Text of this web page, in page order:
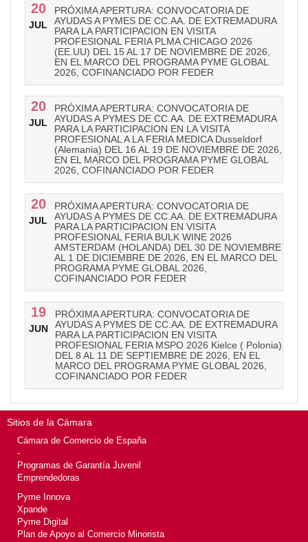
20
JUL
PRÓXIMA APERTURA: CONVOCATORIA DE
AYUDAS A PYMES DE CC.AA. DE EXTREMADURA
PARA LA PARTICIPACION EN VISITA
PROFESIONAL FERIA PLMA CHICAGO 2026
(EE.UU) DEL 15 AL 17 DE NOVIEMBRE DE 2026,
EN EL MARCO DEL PROGRAMA PYME GLOBAL
2026, COFINANCIADO POR FEDER
20
JUL
PRÓXIMA APERTURA: CONVOCATORIA DE
AYUDAS A PYMES DE CC.AA. DE EXTREMADURA
PARA LA PARTICIPACION EN LA VISITA
PROFESIONAL A LA FERIA MEDICA Dusseldorf
(Alemania) DEL 16 AL 19 DE NOVIEMBRE DE 2026,
EN EL MARCO DEL PROGRAMA PYME GLOBAL
2026, COFINANCIADO POR FEDER
20
JUL
PRÓXIMA APERTURA: CONVOCATORIA DE
AYUDAS A PYMES DE CC.AA. DE EXTREMADURA
PARA LA PARTICIPACION EN VISITA
PROFESIONAL FERIA BULK WINE 2026
AMSTERDAM (HOLANDA) DEL 30 DE NOVIEMBRE
AL 1 DE DICIEMBRE DE 2026, EN EL MARCO DEL
PROGRAMA PYME GLOBAL 2026,
COFINANCIADO POR FEDER
19
JUN
PRÓXIMA APERTURA: CONVOCATORIA DE
AYUDAS A PYMES DE CC.AA. DE EXTREMADURA
PARA LA PARTICIPACION EN VISITA
PROFESIONAL FERIA MSPO 2026 Kielce ( Polonia)
DEL 8 AL 11 DE SEPTIEMBRE DE 2026, EN EL
MARCO DEL PROGRAMA PYME GLOBAL 2026,
COFINANCIADO POR FEDER
Sitios de la Cámara
Cámara de Comercio de España
-
Programas de Garantía Juvenil
Emprendedoras
Pyme Innova
Xpande
Pyme Digital
Plan de Apoyo al Comercio Minorista